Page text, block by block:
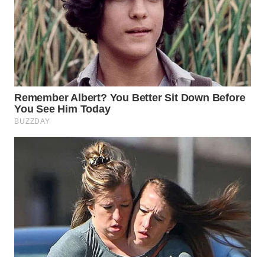
WN
PRIANGAN
TIMUR
WN
SEMARANG
WN
SOLO
WN
WN